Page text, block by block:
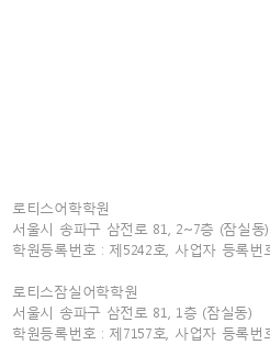
로티스어학학원
서울시 송파구 삼전로 81, 2~7층 (잠실
학원등록번호 : 제5242호, 사업자 등록
로티스잠실어학학원
서울시 송파구 삼전로 81, 1층 (잠실동)
학원등록번호 : 제7157호, 사업자 등록